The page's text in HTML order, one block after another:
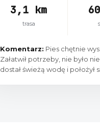
3,1 km
trasa
Komentarz: Pies chętnie
Załatwił potrzeby, nie było
dostał świeżą wodę i położył